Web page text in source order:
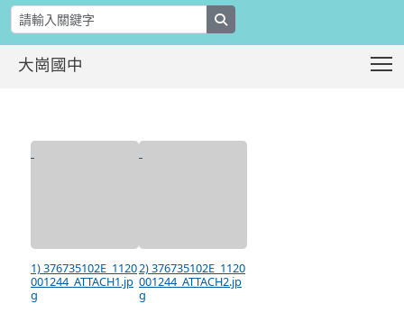
大崗國中
1) 376735102E_1120
001244_ATTACH1.jp
g
2) 376735102E_1120
001244_ATTACH2.jp
g